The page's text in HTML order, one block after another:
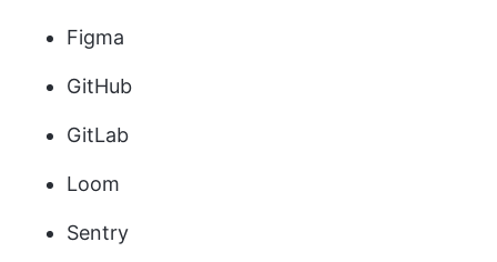
Figma
GitHub
GitLab
Loom
Sentry